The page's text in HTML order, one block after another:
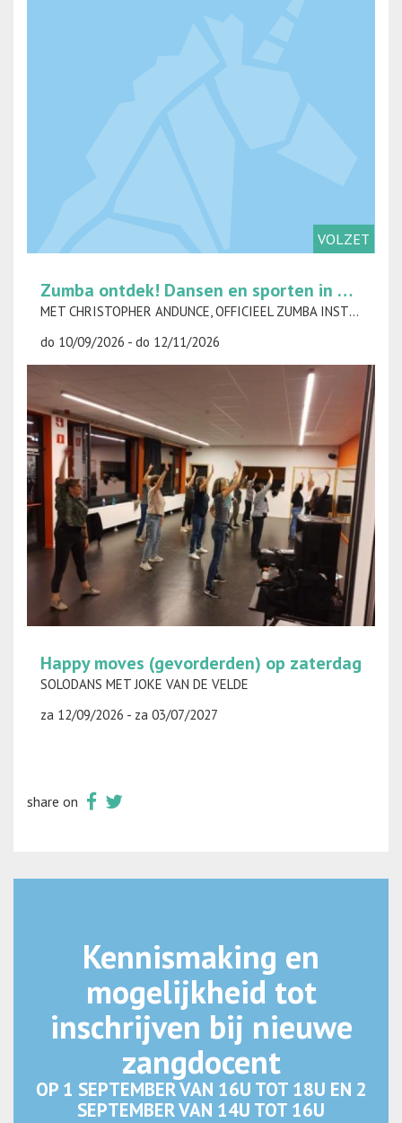
VOLZET
Zumba ontdek! Dansen en sporten in één klap op donderdag
MET CHRISTOPHER ANDUNCE, OFFICIEEL ZUMBA INSTRUCTEUR
do 10/09/2026 - do 12/11/2026
Happy moves (gevorderden) op zaterdag
SOLODANS MET JOKE VAN DE VELDE
za 12/09/2026 - za 03/07/2027
share on
Kennismaking en
mogelijkheid tot
inschrijven bij nieuwe
zangdocent
OP 1 SEPTEMBER VAN 16U TOT 18U EN 2
SEPTEMBER VAN 14U TOT 16U